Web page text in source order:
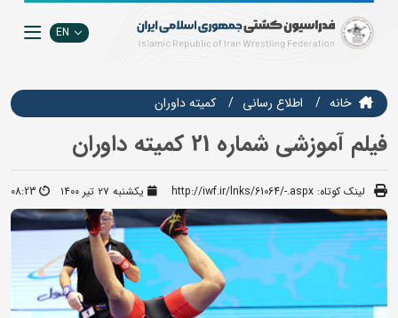
EN
خانه اطلاع رسانی کمیته داوران
فیلم آموزشی شماره 21 کمیته داوران
لینک کوتاه: http://iwf.ir/lnks/61064/-.aspx یکشنبه ۲۷ تیر ۱۴۰۰ 08:23